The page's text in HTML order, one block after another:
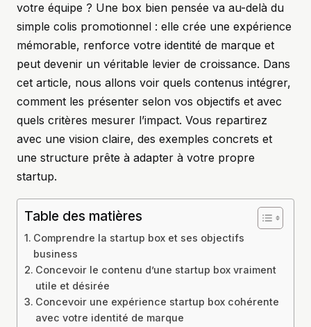
votre équipe ? Une box bien pensée va au-delà du
simple colis promotionnel : elle crée une expérience
mémorable, renforce votre identité de marque et
peut devenir un véritable levier de croissance. Dans
cet article, nous allons voir quels contenus intégrer,
comment les présenter selon vos objectifs et avec
quels critères mesurer l’impact. Vous repartirez
avec une vision claire, des exemples concrets et
une structure prête à adapter à votre propre
startup.
Table des matières
Comprendre la startup box et ses objectifs
business
Concevoir le contenu d’une startup box vraiment
utile et désirée
Concevoir une expérience startup box cohérente
avec votre identité de marque